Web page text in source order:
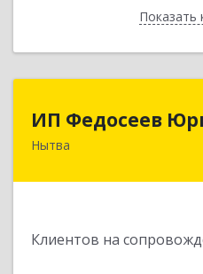
Показать
ИП Федосеев
Нытва
Клиентов на
ИП Федосеев